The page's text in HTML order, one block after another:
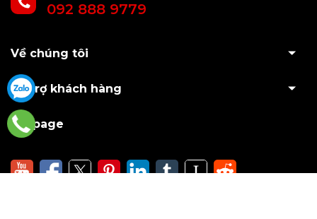
092 888 9779
Về chúng tôi
Hỗ trợ khách hàng
Fanpage